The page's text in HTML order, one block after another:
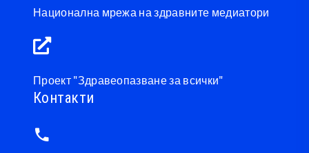
Национална мрежа на здравните медиатори
Проект "Здравеопазване за всички"
Контакти